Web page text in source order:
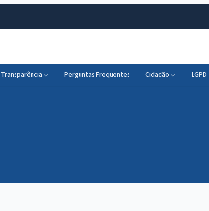
Transparência Perguntas Frequentes Cidadão LGPD